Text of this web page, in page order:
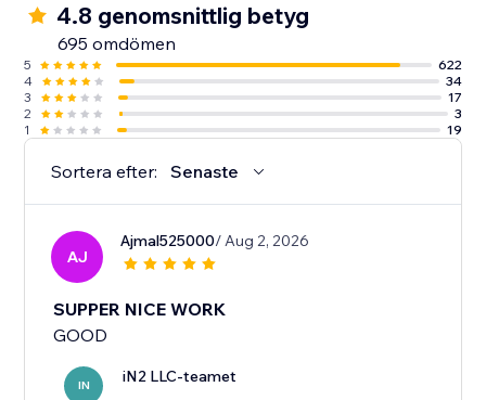
4.8 genomsnittlig betyg
695 omdömen
5
622
4
34
3
17
2
3
1
19
Sortera efter: Senaste
AJ
Ajmal525000/ Aug 2, 2026
SUPPER NICE WORK
GOOD
IN iN2 LLC-teamet